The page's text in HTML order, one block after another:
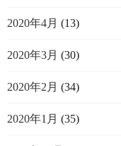
2020年4月 (13)
2020年3月 (30)
2020年2月 (34)
2020年1月 (35)